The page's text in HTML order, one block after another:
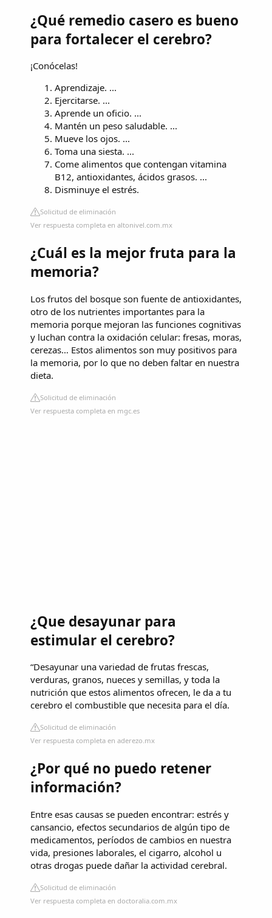
¿Qué remedio casero es bueno
para fortalecer el cerebro?
¡Conócelas!
Aprendizaje. ...
Ejercitarse. ...
Aprende un oficio. ...
Mantén un peso saludable. ...
Mueve los ojos. ...
Toma una siesta. ...
Come alimentos que contengan vitamina
B12, antioxidantes, ácidos grasos. ...
Disminuye el estrés.
Solicitud de eliminación
Ver respuesta completa en altonivel.com.mx
¿Cuál es la mejor fruta para la
memoria?
Los frutos del bosque son fuente de antioxidantes,
otro de los nutrientes importantes para la
memoria porque mejoran las funciones cognitivas
y luchan contra la oxidación celular: fresas, moras,
cerezas… Estos alimentos son muy positivos para
la memoria, por lo que no deben faltar en nuestra
dieta.
Solicitud de eliminación
Ver respuesta completa en mgc.es
¿Que desayunar para
estimular el cerebro?
“Desayunar una variedad de frutas frescas,
verduras, granos, nueces y semillas, y toda la
nutrición que estos alimentos ofrecen, le da a tu
cerebro el combustible que necesita para el día.
Solicitud de eliminación
Ver respuesta completa en aderezo.mx
¿Por qué no puedo retener
información?
Entre esas causas se pueden encontrar: estrés y
cansancio, efectos secundarios de algún tipo de
medicamentos, períodos de cambios en nuestra
vida, presiones laborales, el cigarro, alcohol u
otras drogas puede dañar la actividad cerebral.
Solicitud de eliminación
Ver respuesta completa en doctoralia.com.mx